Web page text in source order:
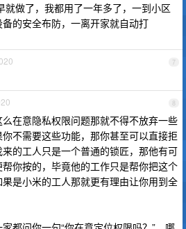
就做了，我都用了一年多了，一到小区
的安全布防，一离开家就自动打
7
8
在意隐私权限问题那就不得不放弃一些
不需要这些功能，那你甚至可以直接拒
的工人只是一个普通的锁匠，那他有可
你按的，毕竟他的工作只是帮你把这个
是小米的工人那就更有理由让你用到全